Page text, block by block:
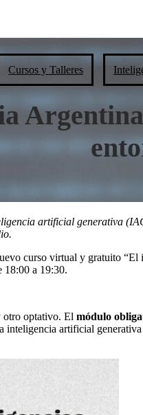
Cursos y Talleres
artificial generativa
curso virtual y gratuito “El
18:00 a 19:30.
otro optativo. El módulo
artificial